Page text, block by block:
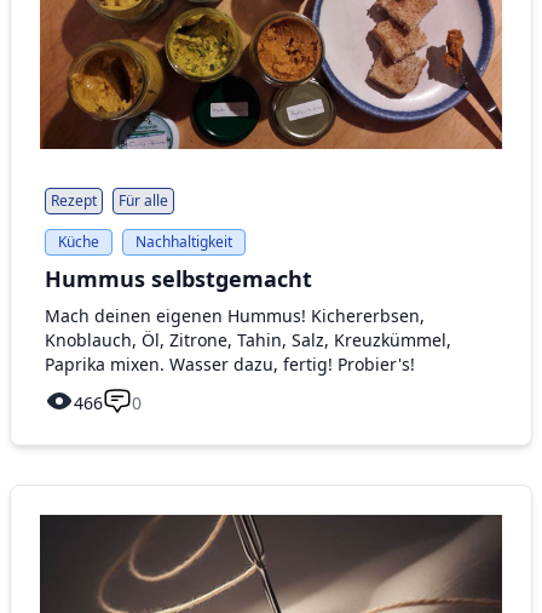
Rezept
Für alle
Küche
Nachhaltigkeit
Hummus selbstgemacht
Mach deinen eigenen Hummus! Kichererbsen,
Knoblauch, Öl, Zitrone, Tahin, Salz, Kreuzkümmel,
Paprika mixen. Wasser dazu, fertig! Probier's!
466
0